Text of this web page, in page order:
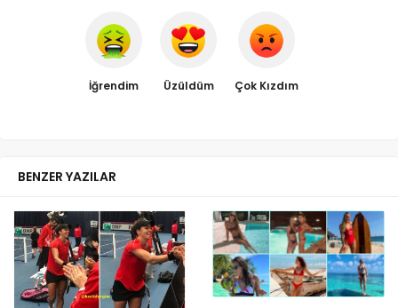
İğrendim Üzüldüm Çok Kızdım
BENZER YAZILAR